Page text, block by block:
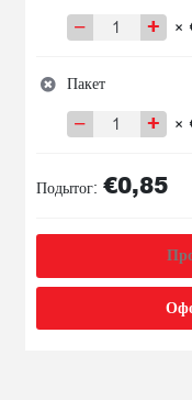
−
Количество
BIEZPIENA
SIERIŅŠ
MAGIJA
ŠOK.GAB.
24%
+ ×
Пакет
−
Количество
Пакет
+ ×
Подытог: €0,85